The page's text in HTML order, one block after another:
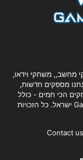
מחשב,, משחקי וידאו,
מספקים חדשות,
הכי חמים - כולל
משחקים ישראלים.©2026 GamersPack ישראל. כל הזכויות
Contact